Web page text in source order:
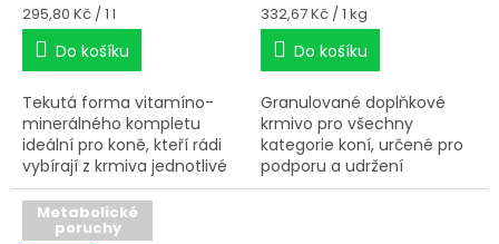
Měrná
cena:
295,80 Kč / 1 l
Do košíku
Tekutá forma vitamíno-
minerálného kompletu
ideální pro koně, kteří rádi
vybírají z krmiva jednotlivé
složky.
Měrná
cena:
332,67 Kč / 1 kg
Do košíku
Granulované doplňkové
krmivo pro všechny
kategorie koní, určené pro
podporu a udržení
požadovaného stavu kůže,
Metabolické
poruchy